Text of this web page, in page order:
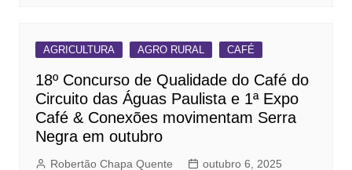
AGRICULTURA AGRO RURAL CAFÉ
18º Concurso de Qualidade do Café do
Circuito das Águas Paulista e 1ª Expo
Café & Conexões movimentam Serra
Negra em outubro
Robertão Chapa Quente
outubro 6, 2025